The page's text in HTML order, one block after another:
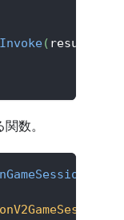
Invoke( result
数。